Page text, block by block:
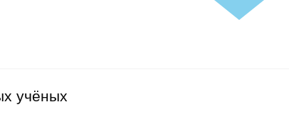
учёных